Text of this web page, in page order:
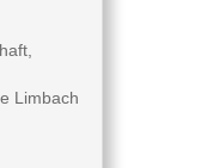
Limbach